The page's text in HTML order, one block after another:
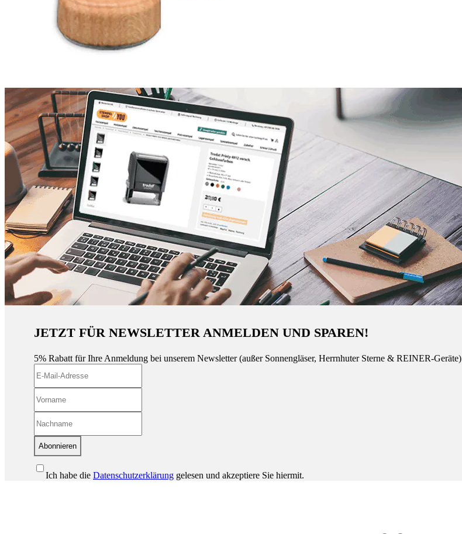
JETZT FÜR NEWSLETTER ANMELDEN UND SPAREN!
5% Rabatt für Ihre Anmeldung bei unserem Newsletter (außer Sonnengläser, Herrnhuter Sterne & REINER-Geräte)
Abonnieren
Ich habe die Datenschutzerklärung gelesen und akzeptiere Sie hiermit.